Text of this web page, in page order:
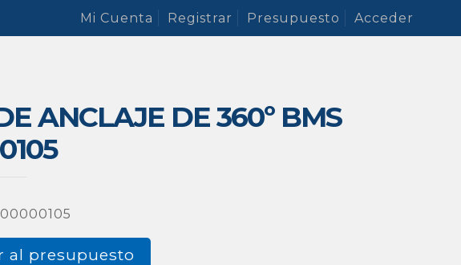
Mi Cuenta Registrar Presupuesto Acceder
ANCLAJE DE 360º BMS
al presupuesto